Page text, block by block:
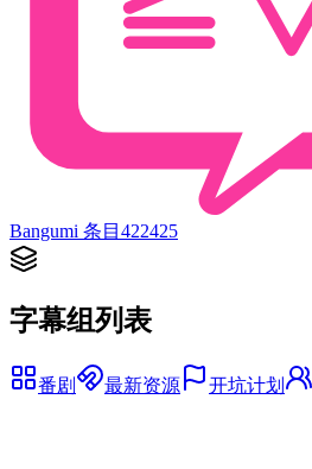
Bangumi 条目 422425
字幕组列表
番剧 最新资源 开坑计划